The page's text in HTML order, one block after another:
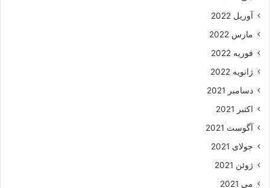
آوریل 2022
مارس 2022
فوریه 2022
ژانویه 2022
دسامبر 2021
اکتبر 2021
آگوست 2021
جولای 2021
ژوئن 2021
می 2021